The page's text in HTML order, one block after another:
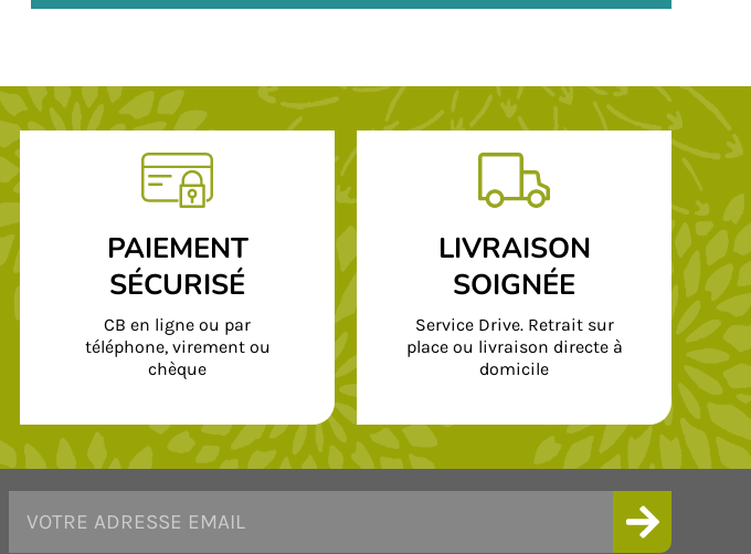
PAIEMENT
SÉCURISÉ
CB en ligne ou par
téléphone, virement ou
chèque
LIVRAISON
SOIGNÉE
Service Drive. Retrait sur
place ou livraison directe à
domicile